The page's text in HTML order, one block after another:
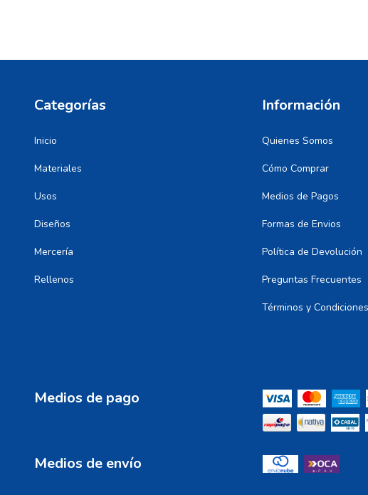
Categorías
Inicio
Materiales
Usos
Diseños
Mercería
Rellenos
Información
Quienes Somos
Cómo Comprar
Medios de Pagos
Formas de Envios
Política de Devolución
Preguntas Frecuentes
Términos y Condiciones
Medios de pago
Medios de envío